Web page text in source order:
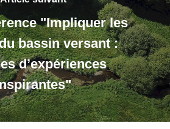
"Impliquer les
bassin versant :
d’expériences